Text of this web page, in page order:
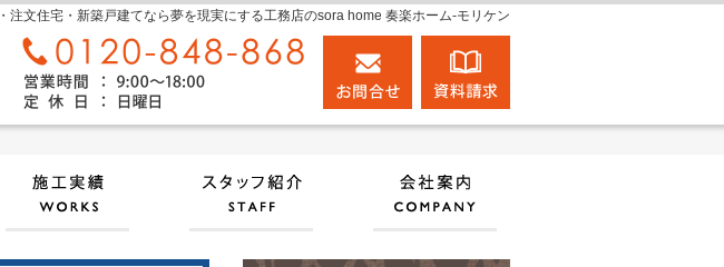
注文住宅・新築戸建てなら夢を現実にする工務店のsora home 奏楽ホーム‐モリケン
0120-848-868
営業時間9:00～18:00 定休日：日曜日